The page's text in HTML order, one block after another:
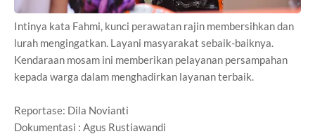
Intinya kata Fahmi, kunci perawatan rajin membersihkan dan
lurah mengingatkan. Layani masyarakat sebaik-baiknya.
Kendaraan mosam ini memberikan pelayanan persampahan
kepada warga dalam menghadirkan layanan terbaik.
Reportase: Dila Novianti
Dokumentasi : Agus Rustiawandi